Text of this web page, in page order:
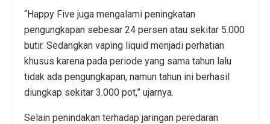
“Happy Five juga mengalami peningkatan
pengungkapan sebesar 24 persen atau sekitar 5.000
butir. Sedangkan vaping liquid menjadi perhatian
khusus karena pada periode yang sama tahun lalu
tidak ada pengungkapan, namun tahun ini berhasil
diungkap sekitar 3.000 pot,” ujarnya.
Selain penindakan terhadap jaringan peredaran